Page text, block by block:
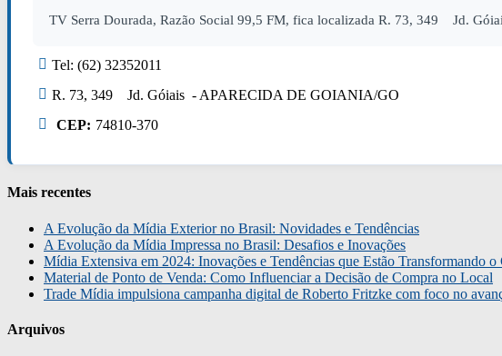
TV Serra Dourada, Razão Social 99,5 FM, fica localizada R. 73, 349 Jd.
Tel: (62) 32352011
R. 73, 349 Jd. Góiais - APARECIDA DE GOIANIA/GO
CEP: 74810-370
Mais recentes
A Evolução da Mídia Exterior no Brasil: Novidades e Tendências
A Evolução da Mídia Impressa no Brasil: Desafios e Inovações
Mídia Extensiva em 2024: Inovações e Tendências que Estão Transformando
Material de Ponto de Venda: Como Influenciar a Decisão de Compra no Local
Trade Mídia impulsiona campanha digital de Roberto Fritzke com foco no
Arquivos